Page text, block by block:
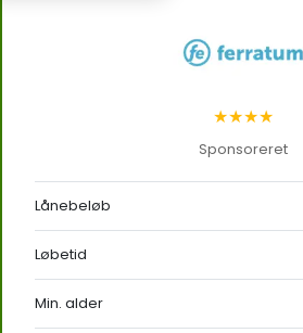
★★★★
Sponsoreret
Lånebeløb
Løbetid
Min. alder